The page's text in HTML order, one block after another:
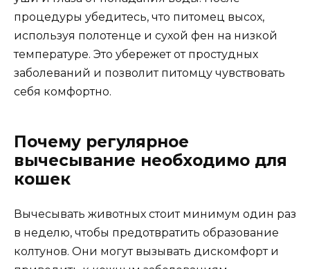
процедуры убедитесь, что питомец высох,
используя полотенце и сухой фен на низкой
температуре. Это убережет от простудных
заболеваний и позволит питомцу чувствовать
себя комфортно.
Почему регулярное
вычесывание необходимо для
кошек
Вычесывать животных стоит минимум один раз
в неделю, чтобы предотвратить образование
колтунов. Они могут вызывать дискомфорт и